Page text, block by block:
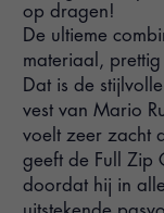
op dragen!
De ultieme
materiaal,
Dat is de
vest van Mario
voelt zeer zacht
geeft de Full Zip
doordat hij in